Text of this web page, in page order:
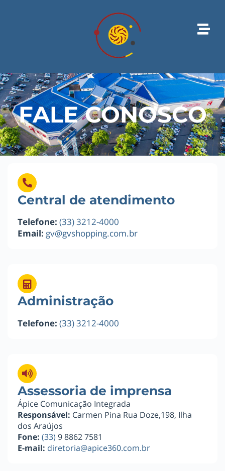
FALE CONOSCO
Central de atendimento
Telefone: (33) 3212-4000
Email: gv@gvshopping.com.br
Administração
Telefone: (33) 3212-4000
Assessoria de imprensa
Ápice Comunicação Integrada
Responsável: Carmen Pina Rua Doze,198, Ilha
dos Araújos
Fone: (33) 9 8862 7581
E-mail: diretoria@apice360.com.br